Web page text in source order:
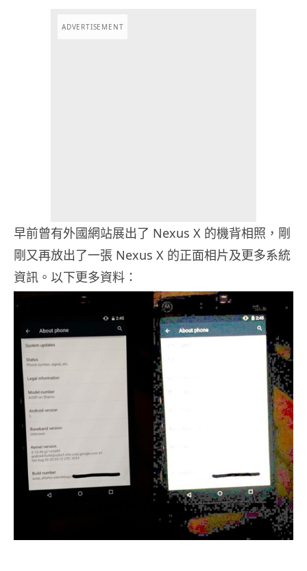
ADVERTISEMENT
早前曾有外國網站展出了 Nexus X 的機背相照，剛
剛又再放出了一張 Nexus X 的正面相片及更多系統
資訊。以下更多資料：